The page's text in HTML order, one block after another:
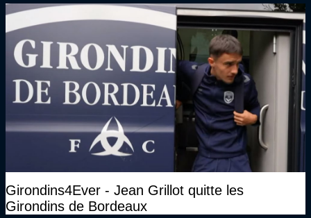
Girondins4Ever - Jean Grillot quitte les
Girondins de Bordeaux